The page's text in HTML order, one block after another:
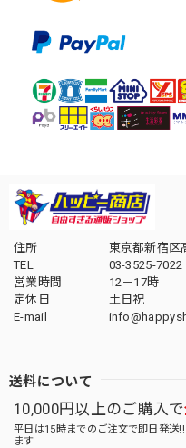
住所
東京都新宿区
TEL
03-3525-7022
営業時間
12－17時
定休日
土日祝
E-mail
送料について
10,000円以上のご購入で
平日は15時までのご注文で即日発
ます